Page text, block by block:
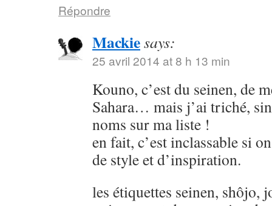
Répondre
Mackiesays:
25 avril 2014 at 8 h 13 min
Kouno, c’est du seinen, de
Sahara… mais j’ai triché,
noms sur ma liste !
en fait, c’est inclassable si
de style et d’inspiration.
les étiquettes seinen, shôjo,